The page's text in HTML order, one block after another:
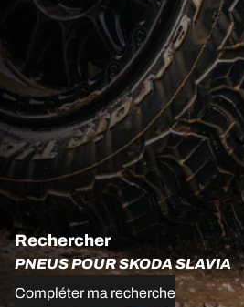
Rechercher
PNEUS POUR SKODA SLAVIA
Compléter ma recherche